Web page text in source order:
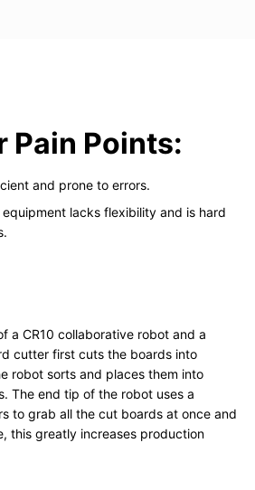
Pain Points:
and prone to errors.
lacks flexibility and is hard
a CR10 collaborative robot and a
cutter first cuts the boards into
robot sorts and places them into
The end tip of the robot uses a
to grab all the cut boards at once and
this greatly increases production